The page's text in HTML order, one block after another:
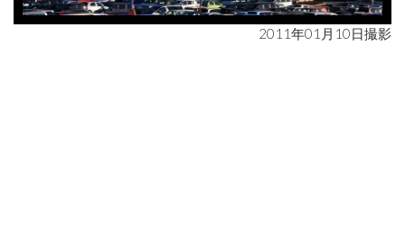
2011年01月10日撮影